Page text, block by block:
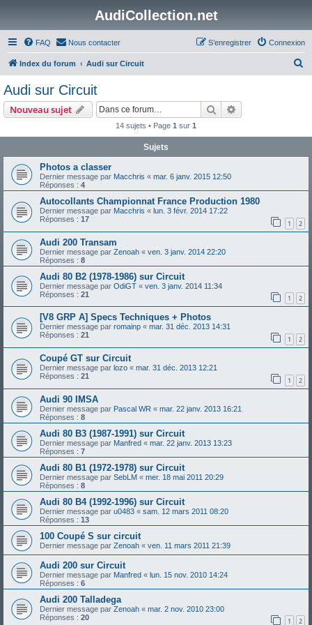
AudiCollection.net
FAQ Nous contacter Connexion
S’enregistrer
Index du forum Audi sur Circuit
Audi sur Circuit
Nouveau sujet Rechercher
14 sujets • Page 1 sur 1
Sujets
Photos a classer
Dernier message par Macchris « mar. 6 janv. 2015 12:50
Réponses : 4
Autocollants Championnat France Production 1980
Dernier message par Macchris « lun. 3 févr. 2014 17:22
Réponses : 17 1 2
Audi 200 Transam
Dernier message par Zenoah « ven. 3 janv. 2014 22:20
Réponses : 8
Audi 80 B2 (1978-1986) sur Circuit
Dernier message par OdiGT « ven. 3 janv. 2014 11:34
Réponses : 21 1 2
[V8 GRP A] Specs Techniques + Photos
Dernier message par romainp « mar. 31 déc. 2013 14:31
Réponses : 21 1 2
Coupé GT sur Circuit
Dernier message par lozo « mar. 31 déc. 2013 12:21
Réponses : 21 1 2
Audi 90 IMSA
Dernier message par Pascal WR « mar. 22 janv. 2013 16:21
Réponses : 8
Audi 80 B3 (1987-1991) sur Circuit
Dernier message par Manfred « mar. 22 janv. 2013 13:23
Réponses : 7
Audi 80 B1 (1972-1978) sur Circuit
Dernier message par SebLM « mer. 18 mai 2011 20:29
Réponses : 8
Audi 80 B4 (1992-1996) sur Circuit
Dernier message par u0483 « sam. 12 mars 2011 08:20
Réponses : 13
100 Coupé S sur circuit
Dernier message par Zenoah « ven. 11 mars 2011 21:39
Audi 200 sur Circuit
Dernier message par Manfred « lun. 15 nov. 2010 14:24
Réponses : 6
Audi 200 Talladega
Dernier message par Zenoah « mar. 2 nov. 2010 23:00
Réponses : 20 1 2